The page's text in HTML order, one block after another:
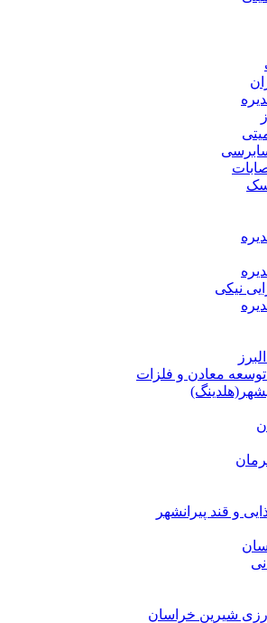
نیکی
معادن و فلزات
و قند پیرانشهر
شیرین خراسان